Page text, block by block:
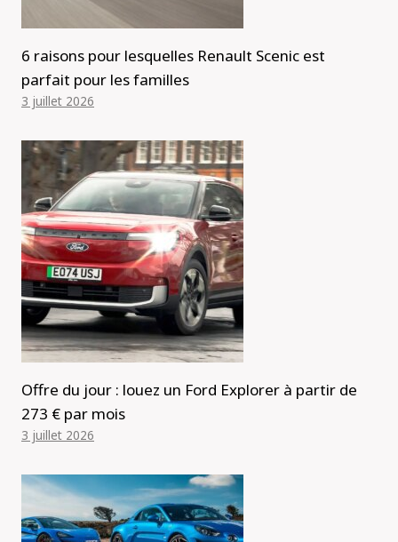
6 raisons pour lesquelles Renault Scenic est
parfait pour les familles
3 juillet 2026
Offre du jour : louez un Ford Explorer à partir de
273 € par mois
3 juillet 2026